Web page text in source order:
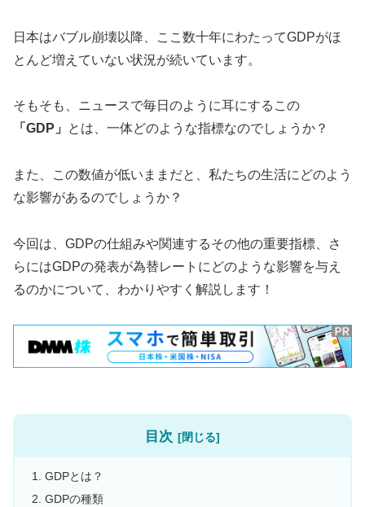
日本はバブル崩壊以降、ここ数十年にわたってGDPがほ
とんど増えていない状況が続いています。
そもそも、ニュースで毎日のように耳にするこの
「GDP」
とは、一体どのような指標なのでしょうか？
また、この数値が低いままだと、私たちの生活にどのよう
な影響があるのでしょうか？
今回は、GDPの仕組みや関連するその他の重要指標、さ
らにはGDPの発表が為替レートにどのような影響を与え
るのかについて、わかりやすく解説します！
目次
GDPとは？
GDPの種類